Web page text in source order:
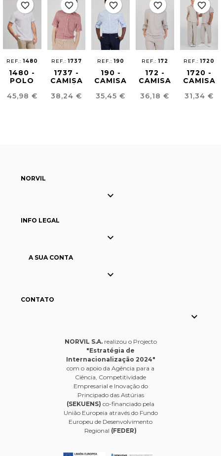
REF.:1480
1480 -
POLO
CONTRASTE
Preço
45,98 €
favorite_border
REF.:1737
1737 -
CAMISA
UNISSEXO
Preço
38,24 €
favorite_border
REF.:190
190 -
CAMISA
MIL
Preço
35,45 €
favorite_border
REF.:172
172 -
CAMISA
LINHO
Preço
36,18 €
favorite_border
REF.:1720
1720 -
CAMISA
LINHO
Preço
31,34 €
favorite_border
NORVIL

INFO LEGAL

A SUA CONTA

CONTATO

NORVIL S.A.realizou o Projecto
"Estratégia de
Internacionalização 2024"
com o apoio da Agência para a
Ciência, Competitividade
Empresarial e Inovação do
Principado das Astúrias
(SEKUENS) co-financiado pela
União Europeia através do Fundo
Europeu de Desenvolvimento
Regional (FEDER)